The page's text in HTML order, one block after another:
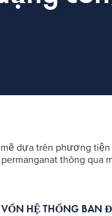
dựa trên phương
thông qua
HỆ THỐNG BAN